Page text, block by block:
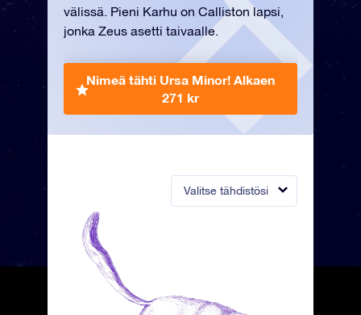
Valitse tähdistösi
välissä. Pieni Karhu on Calliston lapsi,
jonka Zeus asetti taivaalle.
Nimeä tähti Ursa Minor! Alkaen
271 kr